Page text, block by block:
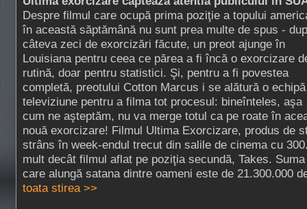
Despre filmul care ocupă prima poziţie a topului
în această săptămână nu sunt prea multe de spus -
câteva zeci de exorcizări făcute, un preot ajunge în
Louisiana pentru ceea ce părea a fi încă o exorcizare
rutină, doar pentru statistici. Şi, pentru a fi povestea
completă, preotului Cotton Marcus i se alătură o
televiziune pentru a filma tot procesul: bineînteles, aşa
cum ne aşteptăm, nu va merge totul ca pe roate în
nouă exorcizare! Filmul Ultima Exorcizare, produs de
strâns în week-endul trecut din salile de cinema cu
mult decât filmul aflat pe poziţia secundă, Takes.
care alungă satana dintre oameni este de 21.300.000
toata stirea >>